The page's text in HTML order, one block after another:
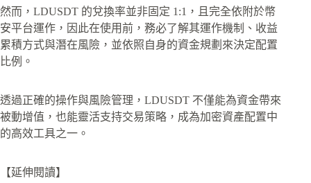
然而，LDUSDT 的兌換率並非固定 1:1，且完全依附於幣
安平台運作，因此在使用前，務必了解其運作機制、收益
累積方式與潛在風險，並依照自身的資金規劃來決定配置
比例。
透過正確的操作與風險管理，LDUSDT 不僅能為資金帶來
被動增值，也能靈活支持交易策略，成為加密資產配置中
的高效工具之一。
【延伸閱讀】